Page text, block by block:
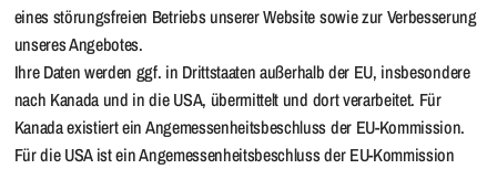
eines störungsfreien Betriebs unserer Website sowie zur Verbesserung
unseres Angebotes.
Ihre Daten werden ggf. in Drittstaaten außerhalb der EU, insbesondere
nach Kanada und in die USA, übermittelt und dort verarbeitet. Für
Kanada existiert ein Angemessenheitsbeschluss der EU-Kommission.
Für die USA ist ein Angemessenheitsbeschluss der EU-Kommission